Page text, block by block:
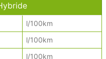
l/100km
l/100km
l/100km